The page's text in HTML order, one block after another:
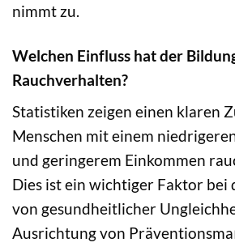
nimmt zu.
Welchen Einfluss hat der
Rauchverhalten?
Statistiken zeigen einen klaren
Menschen mit einem
und geringerem Einkommen
Dies ist ein wichtiger Faktor bei
von gesundheitlicher
Ausrichtung von